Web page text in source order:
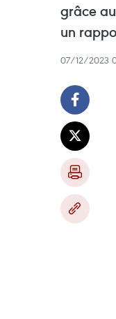
grâce
un
07/12/2023